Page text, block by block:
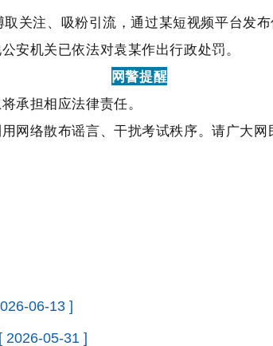
关注、吸粉引流，通过某短视频平台发
安机关已依法对袁某作出行政处罚。
网警提醒
承担相应法律责任。
网络散布谣言、干扰考试秩序。请广大
06-13 ]
[ 2026-05-31 ]